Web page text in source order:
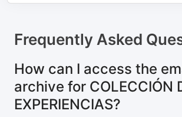
Frequently Asked
How can I access the
archive for COLECCIÓN
EXPERIENCIAS?